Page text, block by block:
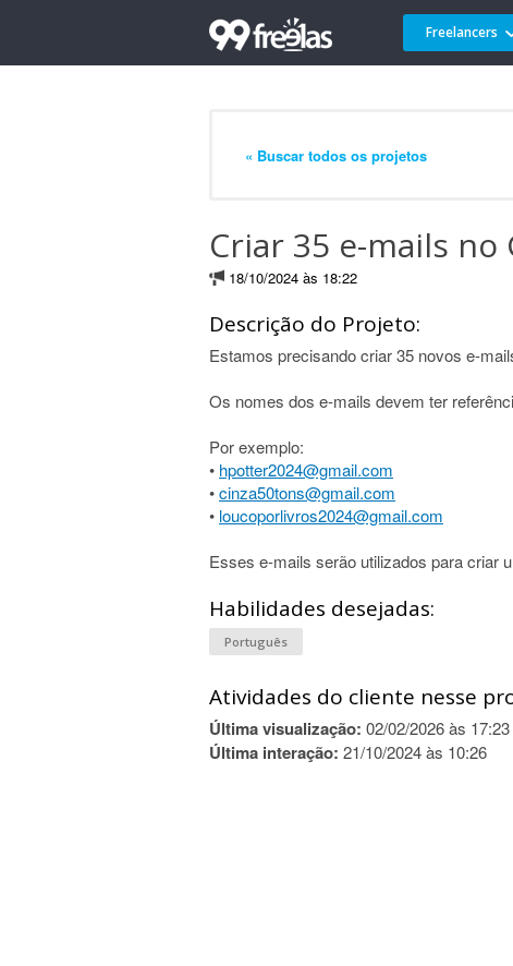
Freelancers
« Buscar todos os projetos
Criar 35 e-mails no
18/10/2024 às 18:22
Descrição do Projeto:
Estamos precisando criar 35 novos e-
Os nomes dos e-mails devem ter
Por exemplo:
• hpotter2024@gmail.com
•cinza50tons@gmail.com
• loucoporlivros2024@gmail.com
Esses e-mails serão utilizados para criar
Habilidades desejadas:
Português
Atividades do cliente nesse
Última visualização: 02/02/2026 às 17:23
Última interação: 21/10/2024 às 10:26